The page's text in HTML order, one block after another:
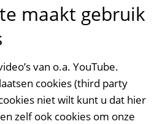
breinis wat meer gericht op
video duurt 13 minuten.
brein
maakt gebruik
van o.a. YouTube.
cookies (third party
niet wilt kunt u dat hier
zelf ook cookies om onze